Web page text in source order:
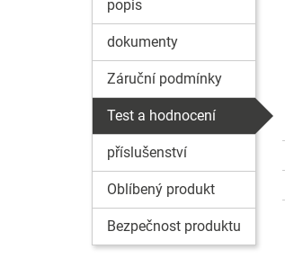
popis
dokumenty
Záruční podmínky
Test a hodnocení
příslušenství
Oblíbený produkt
Bezpečnost produktu